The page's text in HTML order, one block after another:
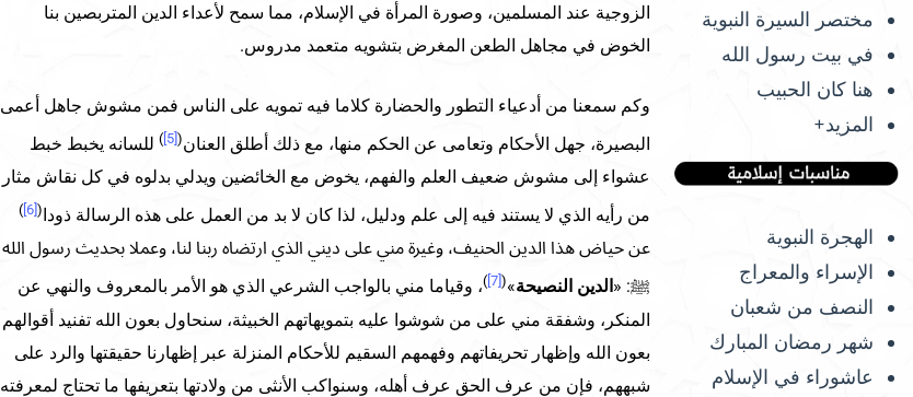
مختصر السيرة النبوية
في بيت رسول الله
هنا كان الحبيب
المزيد+
الهجرة النبوية
الإسراء والمعراج
النصف من شعبان
شهر رمضان المبارك
عاشوراء في الإسلام
الزوجية عند المسلمين، وصورة المرأة في الإسلام، مما سمح لأعداء الدين المتربصين بنا
الخوض في مجاهل الطعن المغرض بتشويه متعمد مدروس.
وكم سمعنا من أدعياء التطور والحضارة كلاما فيه تمويه على الناس فمن مشوش جاهل أعمى
البصيرة، جهل الأحكام وتعامى عن الحكم منها، مع ذلك أطلق العنان(
[5]
)للسانه يخبط خبط
عشواء إلى مشوش ضعيف العلم والفهم، يخوض مع الخائضين ويدلي بدلوه في كل نقاش مثار
من رأيه الذي لا يستند فيه إلى علم ودليل، لذا كان لا بد من العمل على هذه الرسالة ذودا (
[6]
)
عن حياض هذا الدين الحنيف، وغيرة مني على ديني الذي ارتضاه ربنا لنا، وعملا بحديث رسول الله
ﷺ: « الدين النصيحة»
(
[7]
)، وقياما مني بالواجب الشرعي الذي هو الأمر بالمعروف والنهي عن
المنكر، وشفقة مني على من شوشوا عليه بتمويهاتهم الخبيثة، سنحاول بعون الله تفنيد أقوالهم
بعون الله وإظهار تحريفاتهم وفهمهم السقيم للأحكام المنزلة عبر إظهارنا حقيقتها والرد على
شبههم، فإن من عرف الحق عرف أهله، وسنواكب الأنثى من ولادتها بتعريفها ما تحتاج لمعرفته